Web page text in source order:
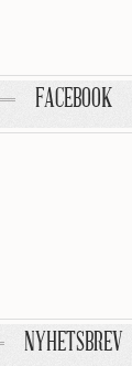
FACEBOOK
NYHETSBREV